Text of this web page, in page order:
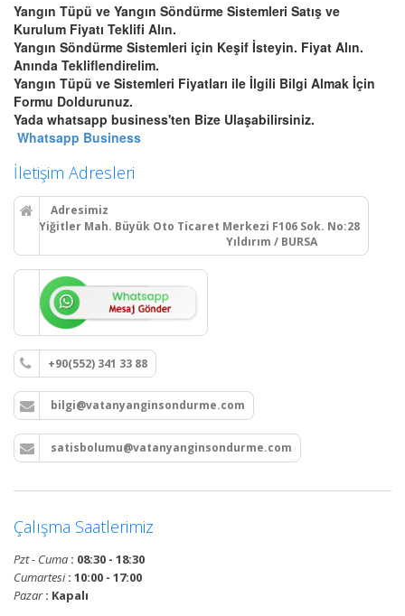
Yangın Tüpü ve Yangın Söndürme Sistemleri Satış ve
Kurulum Fiyatı Teklifi Alın.
Yangın Söndürme Sistemleri için Keşif İsteyin. Fiyat Alın.
Anında Tekliflendirelim.
Yangın Tüpü ve Sistemleri Fiyatları ile İlgili Bilgi Almak İçin
Formu Doldurunuz.
Yada whatsapp business'ten Bize Ulaşabilirsiniz.
Whatsapp Business
İletişim Adresleri
Adresimiz
Yiğitler Mah. Büyük Oto Ticaret Merkezi F106 Sok. No:28
Yıldırım / BURSA
+90(552) 341 33 88
bilgi@vatanyanginsondurme.com
satisbolumu@vatanyanginsondurme.com
Çalışma Saatlerimiz
Pzt - Cuma : 08:30 - 18:30
Cumartesi: 10:00 - 17:00
Pazar: Kapalı